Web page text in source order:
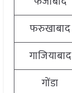
फरुखाबाद
गाजियाबाद
गोंडा